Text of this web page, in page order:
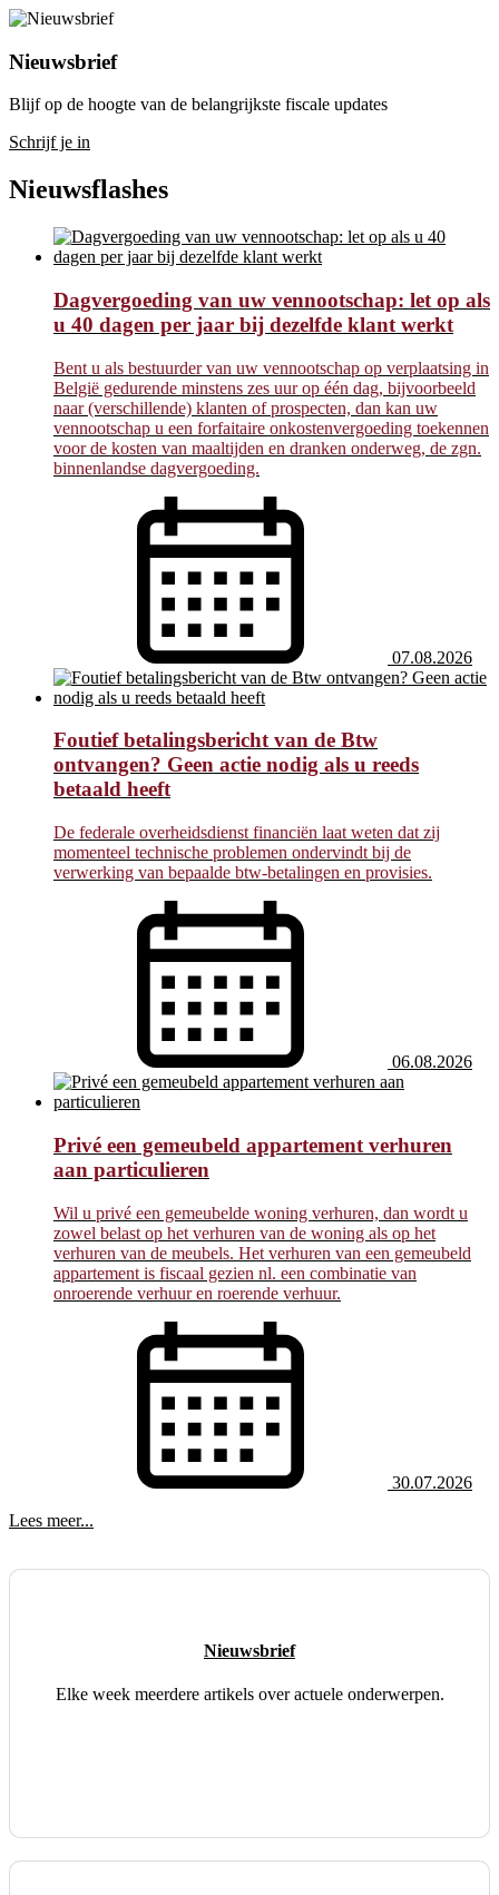
Nieuwsbrief
Blijf op de hoogte van de belangrijkste fiscale updates
Schrijf je in
Nieuwsflashes
Dagvergoeding van uw vennootschap: let op als
u 40 dagen per jaar bij dezelfde klant werkt
Bent u als bestuurder van uw vennootschap op verplaatsing in
België gedurende minstens zes uur op één dag, bijvoorbeeld
naar (verschillende) klanten of prospecten, dan kan uw
vennootschap u een forfaitaire onkostenvergoeding toekennen
voor de kosten van maaltijden en dranken onderweg, de zgn.
binnenlandse dagvergoeding.
07.08.2026
Foutief betalingsbericht van de Btw
ontvangen? Geen actie nodig als u reeds
betaald heeft
De federale overheidsdienst financiën laat weten dat zij
momenteel technische problemen ondervindt bij de
verwerking van bepaalde btw-betalingen en provisies.
06.08.2026
Privé een gemeubeld appartement verhuren
aan particulieren
Wil u privé een gemeubelde woning verhuren, dan wordt u
zowel belast op het verhuren van de woning als op het
verhuren van de meubels. Het verhuren van een gemeubeld
appartement is fiscaal gezien nl. een combinatie van
onroerende verhuur en roerende verhuur.
30.07.2026
Lees meer...
Nieuwsbrief
Elke week meerdere artikels over actuele onderwerpen.